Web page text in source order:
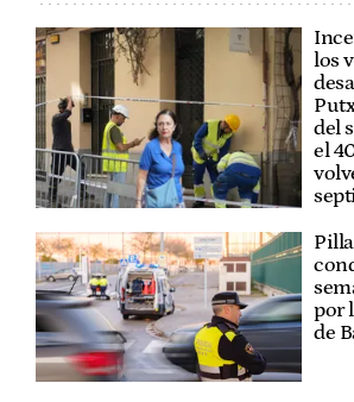
los
del
el
por
de